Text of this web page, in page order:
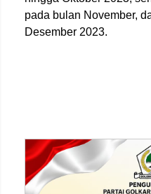
pada bulan November,
Desember 2023.